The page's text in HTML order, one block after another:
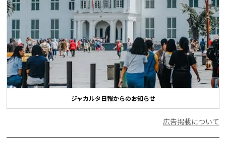
ジャカルタ日報からのお知らせ
広告掲載について